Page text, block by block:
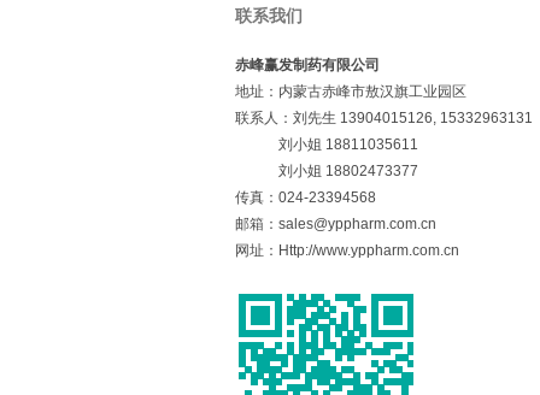
联系我们
赤峰赢发制药有限公司
地址：内蒙古赤峰市敖汉旗工业园区
联系人：刘先生 13904015126, 15332963131
刘小姐 18811035611
刘小姐 18802473377
传真：024-23394568
邮箱： sales@yppharm.com.cn
网址： Http://www.yppharm.com.cn